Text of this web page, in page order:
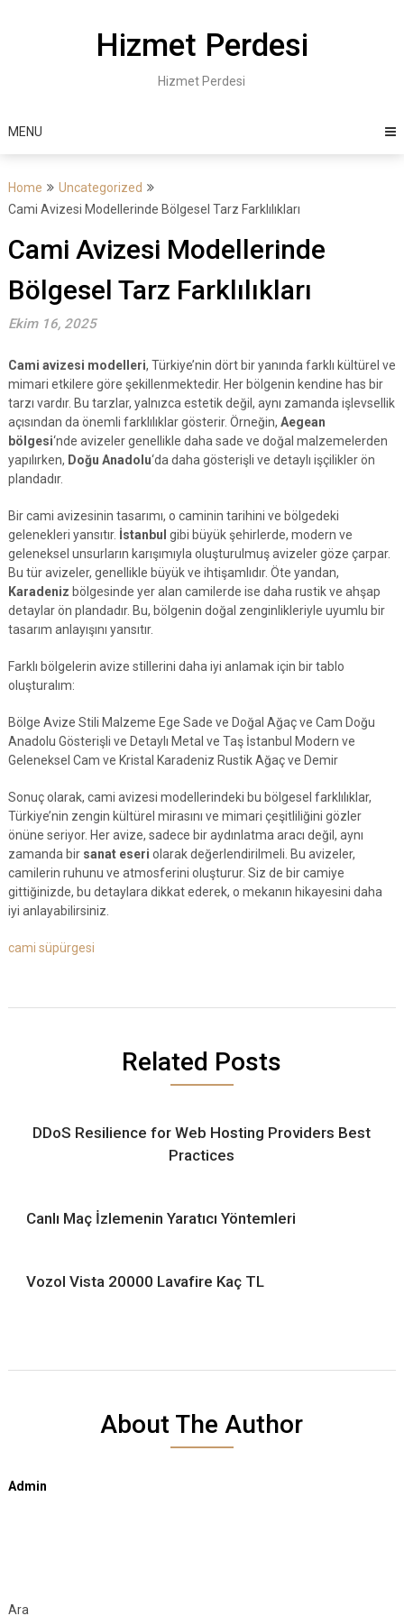
Hizmet Perdesi
Hizmet Perdesi
MENU
Home
Uncategorized
Cami Avizesi Modellerinde Bölgesel Tarz Farklılıkları
Cami Avizesi Modellerinde
Bölgesel Tarz Farklılıkları
Ekim 16, 2025
Cami avizesi modelleri, Türkiye’nin dört bir yanında farklı kültürel ve
mimari etkilere göre şekillenmektedir. Her bölgenin kendine has bir
tarzı vardır. Bu tarzlar, yalnızca estetik değil, aynı zamanda işlevsellik
açısından da önemli farklılıklar gösterir. Örneğin, Aegean
bölgesi‘nde avizeler genellikle daha sade ve doğal malzemelerden
yapılırken, Doğu Anadolu‘da daha gösterişli ve detaylı işçilikler ön
plandadır.
Bir cami avizesinin tasarımı, o caminin tarihini ve bölgedeki
gelenekleri yansıtır. İstanbul gibi büyük şehirlerde, modern ve
geleneksel unsurların karışımıyla oluşturulmuş avizeler göze çarpar.
Bu tür avizeler, genellikle büyük ve ihtişamlıdır. Öte yandan,
Karadeniz bölgesinde yer alan camilerde ise daha rustik ve ahşap
detaylar ön plandadır. Bu, bölgenin doğal zenginlikleriyle uyumlu bir
tasarım anlayışını yansıtır.
Farklı bölgelerin avize stillerini daha iyi anlamak için bir tablo
oluşturalım:
Bölge Avize Stili Malzeme Ege Sade ve Doğal Ağaç ve Cam Doğu
Anadolu Gösterişli ve Detaylı Metal ve Taş İstanbul Modern ve
Geleneksel Cam ve Kristal Karadeniz Rustik Ağaç ve Demir
Sonuç olarak, cami avizesi modellerindeki bu bölgesel farklılıklar,
Türkiye’nin zengin kültürel mirasını ve mimari çeşitliliğini gözler
önüne seriyor. Her avize, sadece bir aydınlatma aracı değil, aynı
zamanda bir sanat eseri olarak değerlendirilmeli. Bu avizeler,
camilerin ruhunu ve atmosferini oluşturur. Siz de bir camiye
gittiğinizde, bu detaylara dikkat ederek, o mekanın hikayesini daha
iyi anlayabilirsiniz.
cami süpürgesi
Related Posts
DDoS Resilience for Web Hosting Providers Best
Practices
Canlı Maç İzlemenin Yaratıcı Yöntemleri
Vozol Vista 20000 Lavafire Kaç TL
About The Author
Admin
Ara